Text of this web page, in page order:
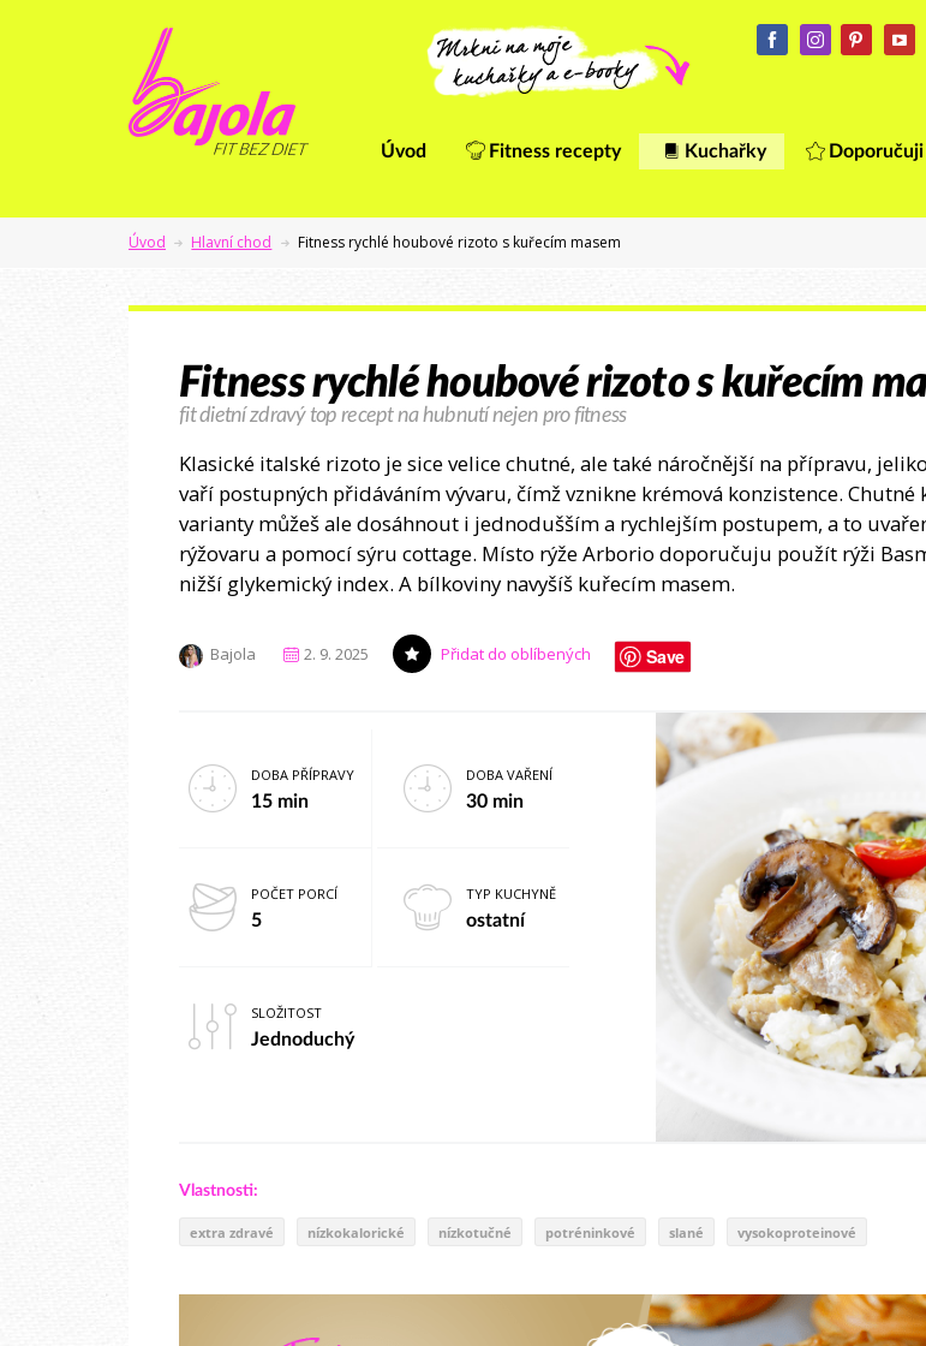
Úvod Fitness recepty Kuchařky Doporučuji
Úvod Hlavní chod Fitness rychlé houbové rizoto s kuřecím masem
Fitness rychlé houbové rizoto s kuřecím
fit dietní zdravý top recept na hubnutí nejen pro fitness
Klasické italské rizoto je sice velice chutné, ale také náročnější na přípravu,
vaří postupných přidáváním vývaru, čímž vznikne krémová konzistence. Chutné
varianty můžeš ale dosáhnout i jednodušším a rychlejším postupem, a to
rýžovaru a pomocí sýru cottage. Místo rýže Arborio doporučuju použít rýži
nižší glykemický index. A bílkoviny navyšíš kuřecím masem.
Bajola 2. 9. 2025 Přidat do oblíbených Save
DOBA PŘÍPRAVY
15 min
DOBA VAŘENÍ
30 min
POČET PORCÍ
5
TYP KUCHYNĚ
ostatní
SLOŽITOST
Jednoduchý
Vlastnosti:
extra zdravé nízkokalorické nízkotučné potréninkové slané vysokoproteinové